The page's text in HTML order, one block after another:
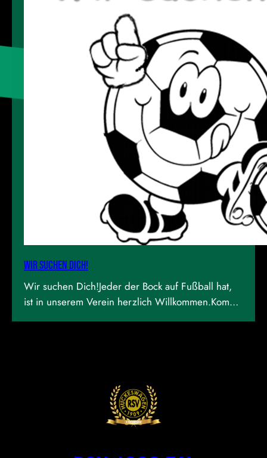
Mehrzweckhalle, Zum Sportzentrum 5 in
Hückeswagen, treffen ab…
Wir suchen dich!
Wir suchen Dich!Jeder der Bock auf Fußball hat,
ist in unserem Verein herzlich Willkommen.Kommt